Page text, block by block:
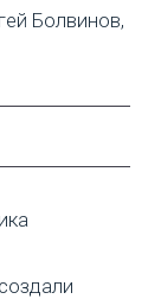
Болвинов,